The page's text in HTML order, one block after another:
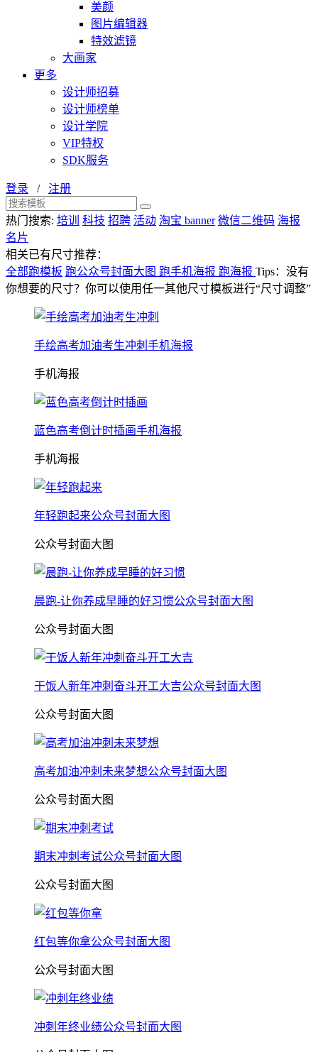
美颜
图片编辑器
特效滤镜
大画家
更多
设计师招募
设计师榜单
设计学院
VIP特权
SDK服务
登录 / 注册
热门搜索: 培训 科技 招聘 活动 淘宝 banner 微信二维码 海报
名片
相关已有尺寸推荐：
全部跑模板 跑公众号封面大图 跑手机海报 跑海报 Tips：没有
你想要的尺寸？你可以使用任一其他尺寸模板进行“尺寸调整”
手绘高考加油考生冲刺手机海报
手机海报
蓝色高考倒计时插画手机海报
手机海报
年轻跑起来公众号封面大图
公众号封面大图
晨跑-让你养成早睡的好习惯公众号封面大图
公众号封面大图
干饭人新年冲刺奋斗开工大吉公众号封面大图
公众号封面大图
高考加油冲刺未来梦想公众号封面大图
公众号封面大图
期末冲刺考试公众号封面大图
公众号封面大图
红包等你拿公众号封面大图
公众号封面大图
冲刺年终业绩公众号封面大图